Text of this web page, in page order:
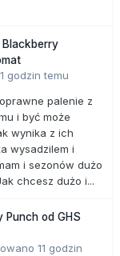
Blackberry
godzin temu
palenie z
i być może
wynika z ich
wysadzilem i
i sezonów dużo
chcesz dużo i...
Punch od GHS
11 godzin